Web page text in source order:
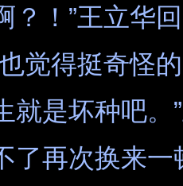
？！”王立华
觉得挺奇怪
就是坏种吧。
了再次换来一